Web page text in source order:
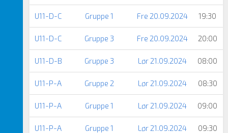
U11-D-C Gruppe 1 Fre 20.09.2024 19:30
U11-D-C Gruppe 3 Fre 20.09.2024 20:00
U11-D-B Gruppe 3 Lør 21.09.2024 08:00
U11-P-A Gruppe 2 Lør 21.09.2024 08:30
U11-P-A Gruppe 1 Lør 21.09.2024 09:00
U11-P-A Gruppe 1 Lør 21.09.2024 09:30